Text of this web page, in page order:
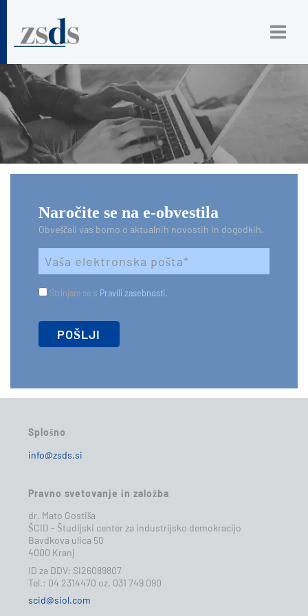
Naročite se na e-obvestila
Obveščali vas bomo o aktualnih novostih in dogodkih.
Strinjam se s Pravili zasebnosti.
Splošno
info@zsds.si
Pravno svetovanje in založba
dr. Mato Gostiša
ŠCID - Študijski center za industrijsko demokracijo
Bavdkova ulica 50
4000 Kranj
ID za DDV: SI26089807
Tel.: 04 2314470 oz. 031 749 090
scid@siol.com